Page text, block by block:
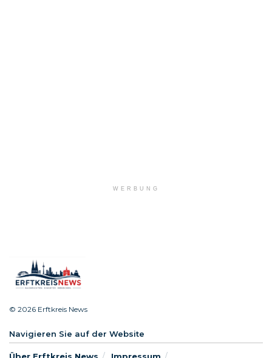
WERBUNG
© 2026 Erftkreis News
Navigieren Sie auf der Website